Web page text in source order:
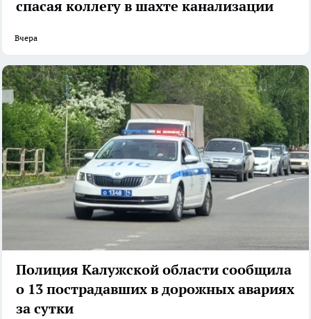
спасая коллегу в шахте канализации
Вчера
Полиция Калужской области сообщила
о 13 пострадавших в дорожных авариях
за сутки